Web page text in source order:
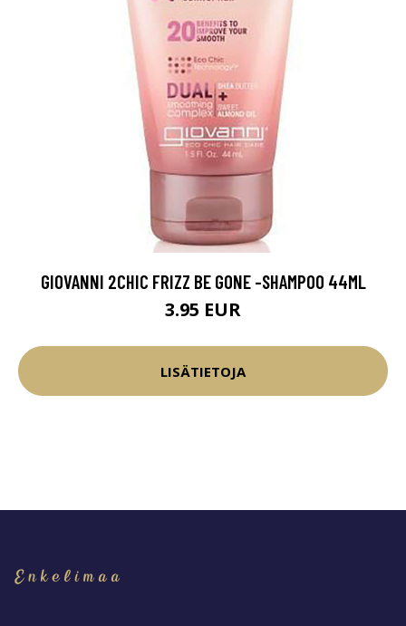
GIOVANNI 2CHIC FRIZZ BE GONE -SHAMPOO 44ML
3.95 EUR
LISÄTIETOJA